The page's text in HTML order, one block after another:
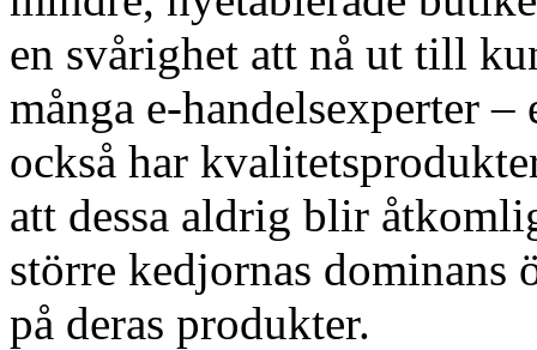
en svårighet att nå ut till
många e-handelsexperter
också har
att dessa aldrig blir
större kedjornas dominans
på deras produkter.